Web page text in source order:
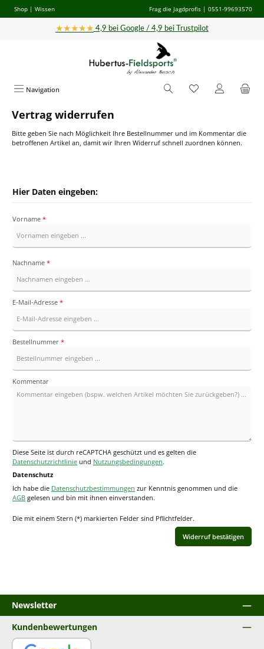
Zum Hauptinhalt springen
Shop | Wissen Frag die Jagdprofis | 0551-99693570
★★★★★ 4,9 bei Google / 4,9 bei Trustpilot
Navigation
Vertrag widerrufen
Bitte geben Sie nach Möglichkeit Ihre Bestellnummer und im Kommentar die
betroffenen Artikel an, damit wir Ihren Widerruf schnell zuordnen können.
Hier Daten eingeben:
Vorname *
Nachname *
E-Mail-Adresse *
Bestellnummer *
Kommentar
Diese Seite ist durch reCAPTCHA geschützt und es gelten die
Datenschutzrichtlinie und Nutzungsbedingungen.
Datenschutz
Ich habe die Datenschutzbestimmungen zur Kenntnis genommen und die
AGB gelesen und bin mit ihnen einverstanden.
Die mit einem Stern (*) markierten Felder sind Pflichtfelder.
Widerruf bestätigen
Newsletter
Kundenbewertungen